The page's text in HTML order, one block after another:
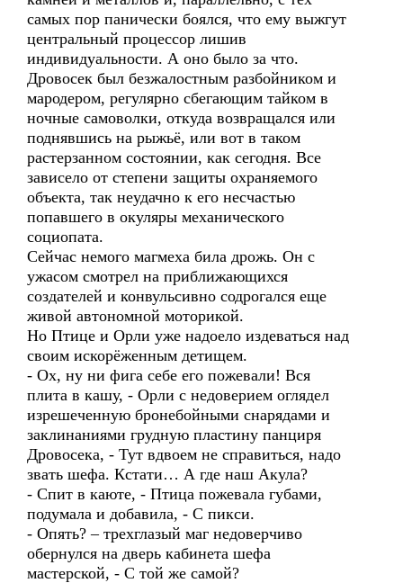
самых пор панически боялся, что ему выжгут
центральный процессор лишив
индивидуальности. А оно было за что.
Дровосек был безжалостным разбойником и
мародером, регулярно сбегающим тайком в
ночные самоволки, откуда возвращался или
поднявшись на рыжьё, или вот в таком
растерзанном состоянии, как сегодня. Все
зависело от степени защиты охраняемого
объекта, так неудачно к его несчастью
попавшего в окуляры механического
социопата.
Сейчас немого магмеха била дрожь. Он с
ужасом смотрел на приближающихся
создателей и конвульсивно содрогался еще
живой автономной моторикой.
Но Птице и Орли уже надоело издеваться над
своим искорёженным детищем.
- Ох, ну ни фига себе его пожевали! Вся
плита в кашу, - Орли с недоверием оглядел
изрешеченную бронебойными снарядами и
заклинаниями грудную пластину панциря
Дровосека, - Тут вдвоем не справиться, надо
звать шефа. Кстати… А где наш Акула?
- Спит в каюте, - Птица пожевала губами,
подумала и добавила, - С пикси.
- Опять? – трехглазый маг недоверчиво
обернулся на дверь кабинета шефа
мастерской, - С той же самой?